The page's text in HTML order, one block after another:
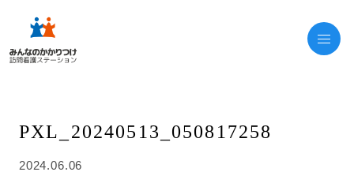
PXL_20240513_050817258
2024.06.06